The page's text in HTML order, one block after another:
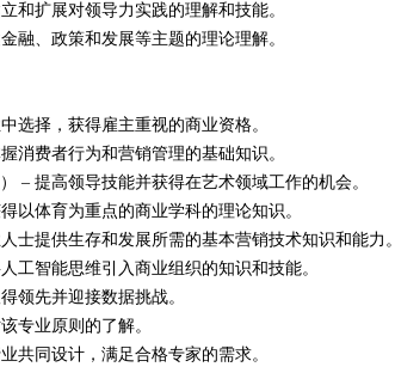
和扩展对领导力实践的理解和技能。
融、政策和发展等主题的理论理解。
选择，获得雇主重视的商业资格。
消费者行为和营销管理的基础知识。
– 提高领导技能并获得在艺术领域工作的机会。
以体育为重点的商业学科的理论知识。
士提供生存和发展所需的基本营销技术知识和能力。
工智能思维引入商业组织的知识和技能。
领先并迎接数据挑战。
专业原则的了解。
共同设计，满足合格专家的需求。